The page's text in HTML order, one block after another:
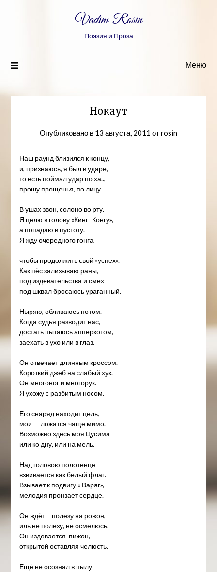
Vadim Rosin
Поэзия и Проза
Меню
Нокаут
Опубликовано в 13 августа, 2011 отrosin
Наш раунд близился к концу,
и, признаюсь, я был в ударе,
то есть поймал удар по ха..,
прошу прощенья, по лицу.
В ушах звон, солоно во рту.
Я целю в голову «Кинг- Конгу»,
а попадаю в пустоту.
Я жду очередного гонга,
чтобы продолжить свой «успех».
Как пёс зализываю раны,
под издевательства и смех
под шквал бросаюсь ураганный.
Ныряю, обливаюсь потом.
Когда судья разводит нас,
достать пытаюсь апперкотом,
заехать в ухо или в глаз.
Он отвечает длинным кроссом.
Короткий джеб на слабый хук.
Он многоног и многорук.
Я ухожу с разбитым носом.
Его снаряд находит цель,
мои — ложатся чаще мимо.
Возможно здесь моя Цусима —
или ко дну, или на мель.
Над головою полотенце
взвивается как белый флаг.
Взывает к подвигу « Варяг»,
мелодия пронзает сердце.
Он ждёт – полезу на рожон,
иль не полезу, не осмелюсь.
Он издевается пижон,
открытой оставляя челюсть.
Ещё не осознал в пылу